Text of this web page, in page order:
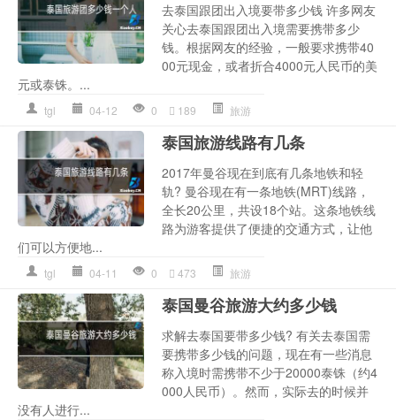
去泰国跟团出入境要带多少钱 许多网友
关心去泰国跟团出入境需要携带多少
钱。根据网友的经验，一般要求携带40
00元现金，或者折合4000元人民币的美
元或泰铢。...
tgl 04-12 0 189 旅游
泰国旅游线路有几条
2017年曼谷现在到底有几条地铁和轻
轨? 曼谷现在有一条地铁(MRT)线路，
全长20公里，共设18个站。这条地铁线
路为游客提供了便捷的交通方式，让他
们可以方便地...
tgl 04-11 0 473 旅游
泰国曼谷旅游大约多少钱
求解去泰国要带多少钱? 有关去泰国需
要携带多少钱的问题，现在有一些消息
称入境时需携带不少于20000泰铢（约4
000人民币）。然而，实际去的时候并
没有人进行...